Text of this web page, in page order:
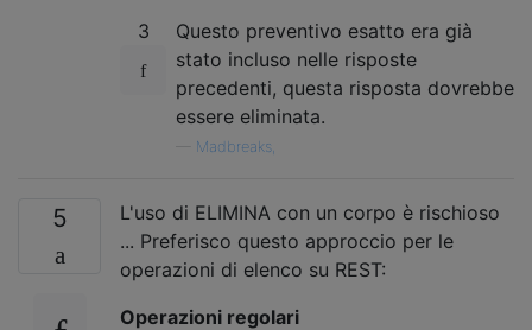
3
Questo preventivo esatto era già
stato incluso nelle risposte
precedenti, questa risposta dovrebbe
essere eliminata.
Madbreaks,
5
L'uso di ELIMINA con un corpo è rischioso
... Preferisco questo approccio per le
operazioni di elenco su REST:
Operazioni regolari